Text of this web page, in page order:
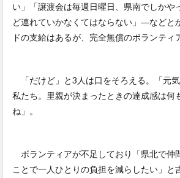
い」「譲渡会は毎週日曜日、県南でしかや
ど連れていかなくてはならない」―などと
ドの支給はあるが、完全無償のボランティ
「だけど」と3人は口をそろえる。「元
私たち。里親が決まったときの達成感は何
ね」。
ボランティアが不足しており「県北で仲
ことで一人ひとりの負担を減らしたい」と